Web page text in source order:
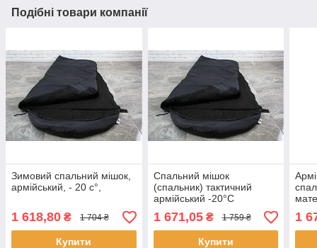
Подібні товари компанії
Зимовий спальний мішок,
армійський, - 20 с°,
1 618,80 ₴ 1 704 ₴
Купити
Спальний мішок
(спальник) тактичний
армійський -20°C
1 671,05₴ 1 759 ₴
Купити
1